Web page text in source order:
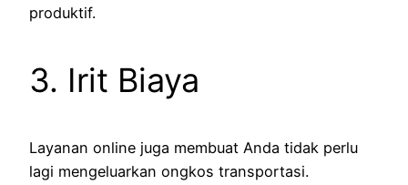
produktif.
3. Irit Biaya
Layanan online juga membuat Anda tidak perlu
lagi mengeluarkan ongkos transportasi.